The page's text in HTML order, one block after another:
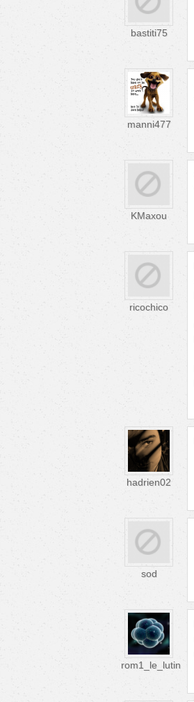
bastiti75
manni477
KMaxou
ricochico
hadrien02
sod
rom1_le_lutin